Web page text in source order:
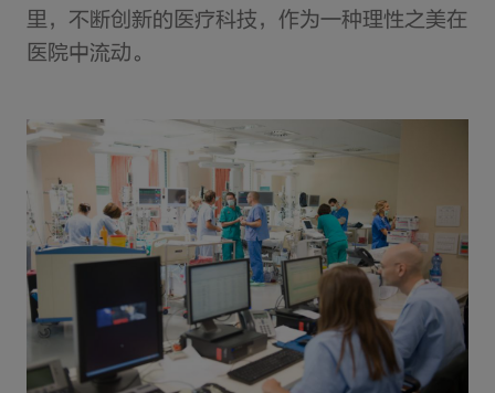
里，不断创新的医疗科技，作为一种理性之美在
医院中流动。